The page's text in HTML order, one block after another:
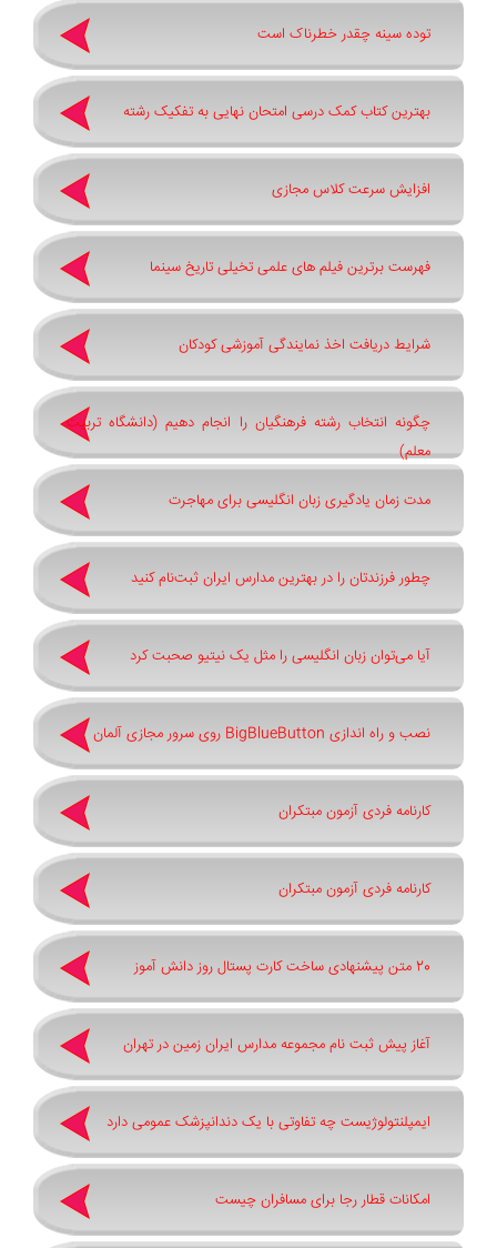
توده سینه چقدر خطرناک است
بهترین کتاب کمک درسی امتحان نهایی به تفکیک رشته
افزایش سرعت کلاس مجازی
فهرست برترین فیلم های علمی تخیلی تاریخ سینما
شرایط دریافت اخذ نمایندگی آموزشی کودکان
چگونه انتخاب رشته فرهنگیان را انجام دهیم (دانشگاه تربیت
معلم)
مدت زمان یادگیری زبان انگلیسی برای مهاجرت
چطور فرزندتان را در بهترین مدارس ایران ثبت‌نام کنید
آیا می‌توان زبان انگلیسی را مثل یک نیتیو صحبت کرد
نصب و راه اندازی BigBlueButton روی سرور مجازی آلمان
کارنامه فردی آزمون مبتکران
کارنامه فردی آزمون مبتکران
20 متن پیشنهادی ساخت کارت پستال روز دانش آموز
آغاز پیش ثبت‌ نام مجموعه مدارس ایران زمین در تهران
ایمپلنتولوژیست چه تفاوتی با یک دندانپزشک عمومی دارد
امکانات قطار رجا برای مسافران چیست